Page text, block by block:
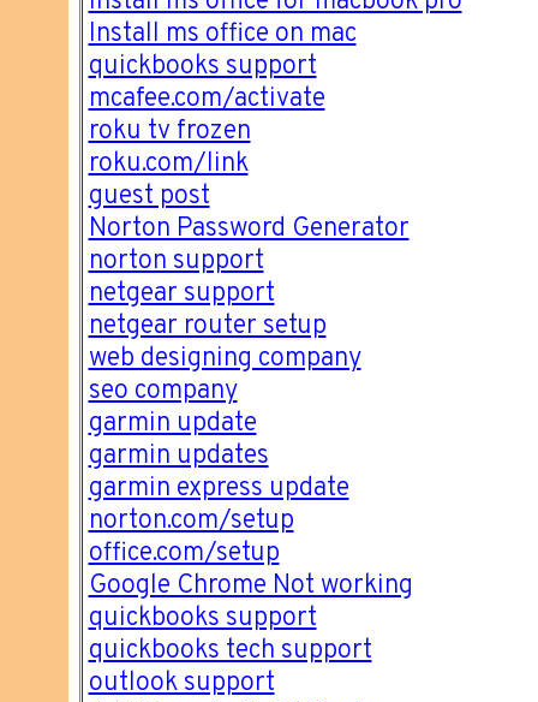
Install ms office on mac
quickbooks support
mcafee.com/activate
roku tv frozen
roku.com/link
guest post
Norton Password Generator
norton support
netgear support
netgear router setup
web designing company
seo company
garmin update
garmin updates
garmin express update
norton.com/setup
office.com/setup
Google Chrome Not working
quickbooks support
quickbooks tech support
outlook support